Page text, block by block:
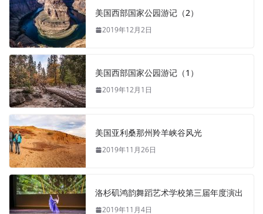
美国西部国家公园游记（2）
2019年12月2日
美国西部国家公园游记（1）
2019年12月1日
美国亚利桑那州羚羊峡谷风光
2019年11月26日
洛杉矶鸿韵舞蹈艺术学校第三届年度演出
2019年11月4日